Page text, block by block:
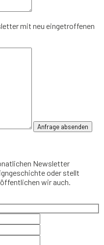
mit neu eingetroffenen
Newsletter
oder stellt
wir auch.